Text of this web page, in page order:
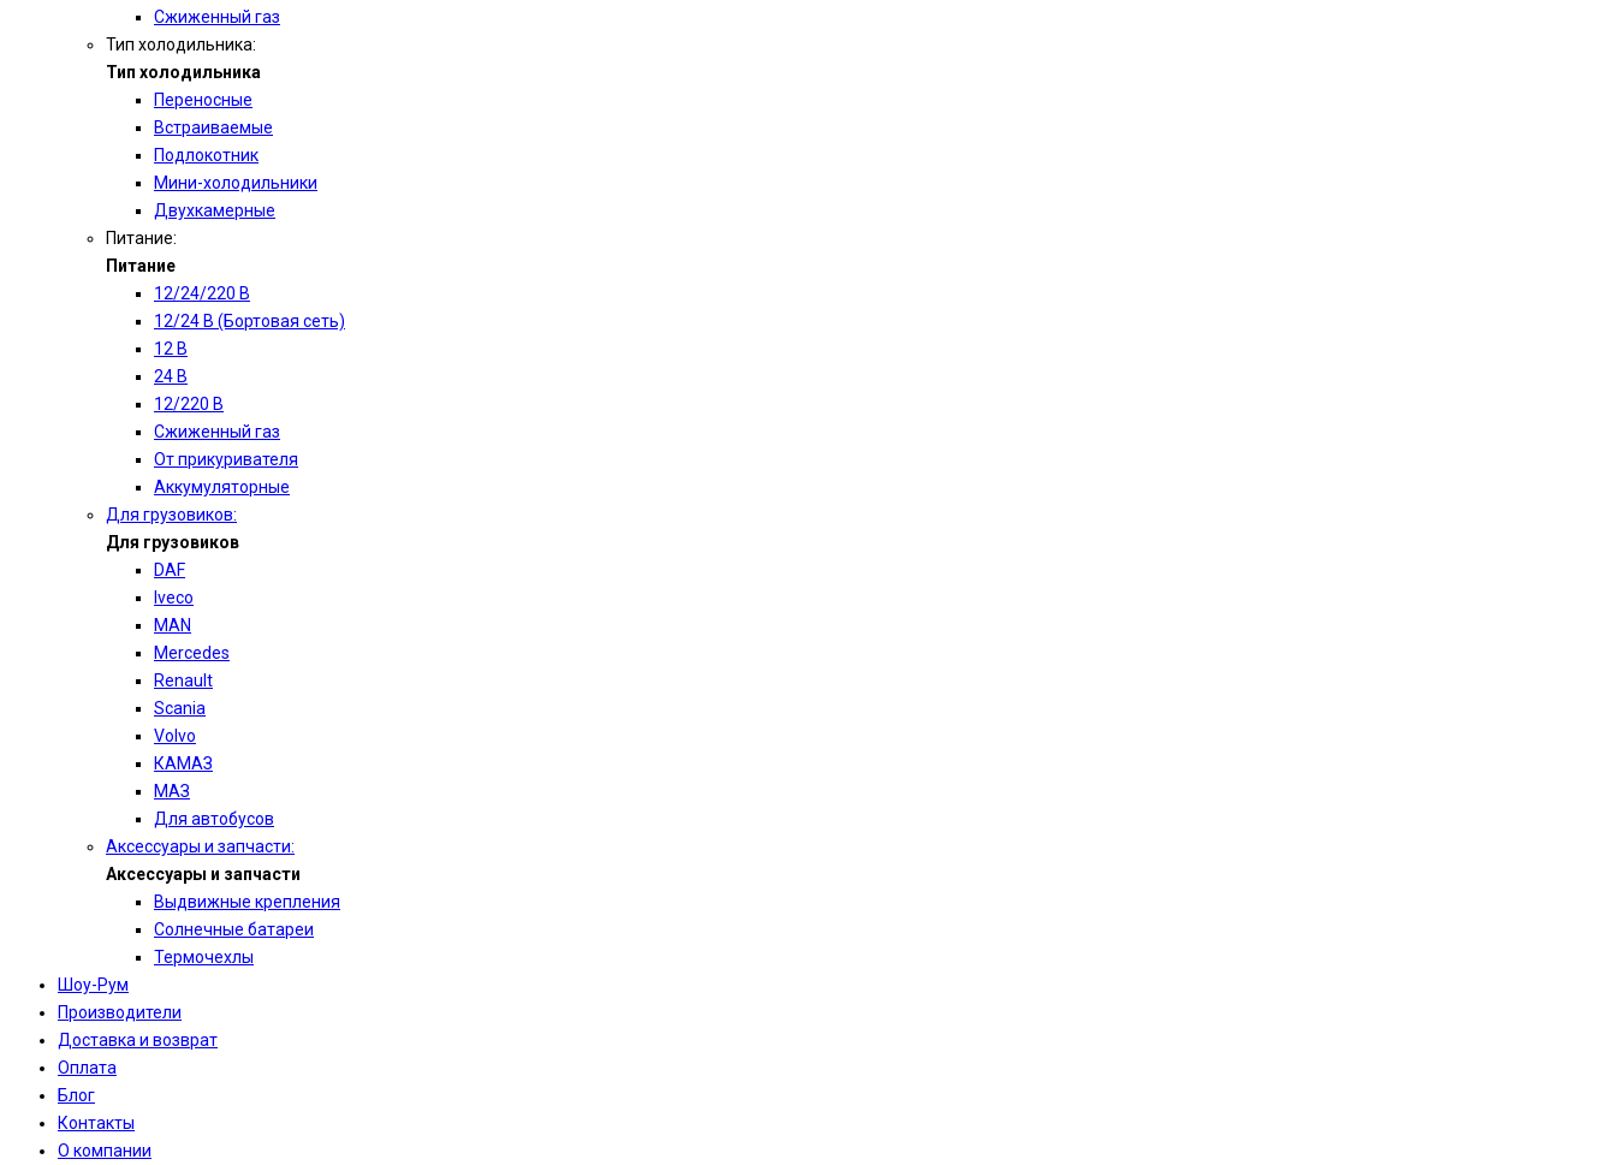
Сжиженный газ
Тип холодильника:
Тип холодильника
Переносные
Встраиваемые
Подлокотник
Мини-холодильники
Двухкамерные
Питание:
Питание
12/24/220 В
12/24 В (Бортовая сеть)
12 В
24 В
12/220 В
Сжиженный газ
От прикуривателя
Аккумуляторные
Для грузовиков:
Для грузовиков
DAF
Iveco
MAN
Mercedes
Renault
Scania
Volvo
КАМАЗ
МАЗ
Для автобусов
Аксессуары и запчасти:
Аксессуары и запчасти
Выдвижные крепления
Солнечные батареи
Термочехлы
Шоу-Рум
Производители
Доставка и возврат
Оплата
Блог
Контакты
О компании